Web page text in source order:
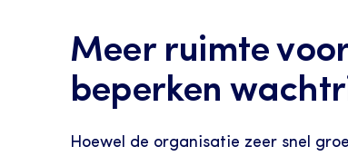
Meer ruimte
beperken
Hoewel de organisatie zeer snel